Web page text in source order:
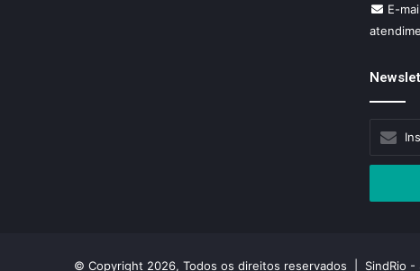
E-
seu
de
© Copyright 2026, Todos os direitos reservados | SindRio -